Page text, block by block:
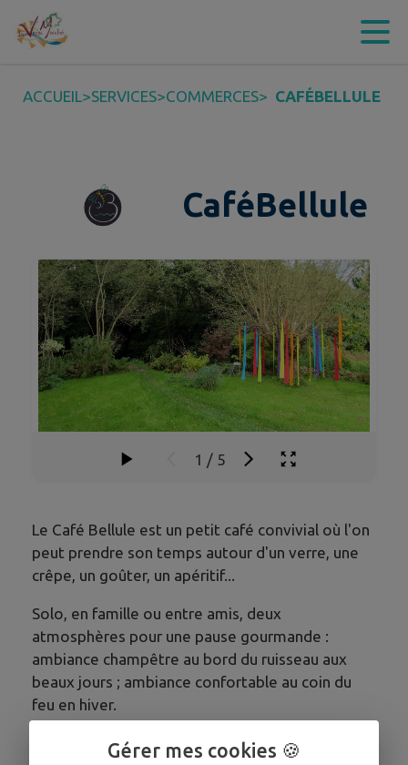
Contenu
ACCUEIL>SERVICES>COMMERCES> CAFÉBELLULE
CaféBellule
1 / 5
Le Café Bellule est un petit café convivial où l'on
peut prendre son temps autour d'un verre, une
crêpe, un goûter, un apéritif...
Solo, en famille ou entre amis, deux
atmosphères pour une pause gourmande :
ambiance champêtre au bord du ruisseau aux
beaux jours ; ambiance confortable au coin du
feu en hiver.
Produits de qualité, locaux, bio. Crêpes et
Gérer mes cookies 🍪